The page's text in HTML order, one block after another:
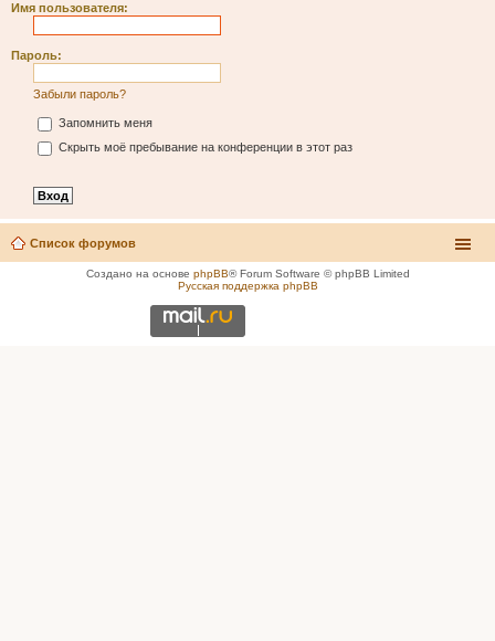
Имя пользователя:
Пароль:
Забыли пароль?
Запомнить меня
Скрыть моё пребывание на конференции в этот раз
Список форумов
Создано на основе phpBB® Forum Software © phpBB Limited
Русская поддержка phpBB